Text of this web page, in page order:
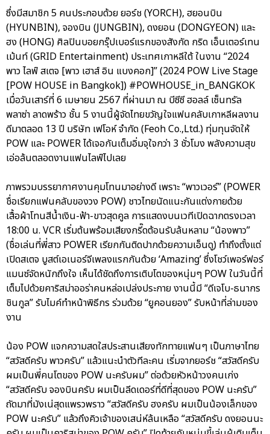
ซึ่งมีสมาชิก 5 คนประกอบด้วย ยอร์ช (YORCH), ฮยอนบิน
(HYUNBIN), จองบิน (JUNGBIN), ดงยอน (DONGYEON) และ
ฮง (HONG) ศิลปินบอยกรุ๊ปเบอร์แรกของสังกัด กริด เอ็นเตอร์เทน
เม้นท์ (GRID Entertainment) ประเทศเกาหลีใต้ ในงาน “2024
พาว ไลฟ์ สเตจ [พาว เฮาส์ อิน แบงคอก]” (2024 POW Live Stage
[POW HOUSE in Bangkok]) #POWHOUSE_in_BANGKOK
เมื่อวันเสาร์ที่ 6 เมษายน 2567 ที่ผ่านมา ณ บีซีซี ฮอลล์ เซ็นทรัล
พลาซ่า ลาดพร้าว ชั้น 5 งานนี้ผู้จัดไทยขวัญใจแฟนคลับเกาหลีผลงาน
ดีมาตลอด 13 ปี บริษัท เฟโอห์ จำกัด (Feoh Co.,Ltd.) ทุ่มทุนจัดให้
POW และ POWER ได้เจอกันเต็มอิ่มจุใจกว่า 3 ชั่วโมง พลังความสุข
เอ่อล้นตลอดงานแฟนไลฟ์ไปเลย
ภาพรวมบรรยากาศงานคุมโทนมาอย่างดี เพราะ “พาวเวอร์” (POWER
ชื่อเรียกแฟนคลับของวง POW) ชาวไทยนัดแนะกันแต่งกายด้วย
เสื้อผ้าโทนสีน้ำเงิน-ฟ้า-ขาวสุดคูล การแสดงบนเวทีเปิดฉากตรงเวลา
18:00 น. VCR เริ่มต้นพร้อมเสียงกรี๊ดต้อนรับล้นหลาม “น้องพาว”
(ชื่อเล่นที่พี่สาว POWER เรียกกันติดปากด้วยความเอ็นดู) ทำถึงตั้งแต่
เปิดสเตจ บูสต์เอเนอร์จีเพลงแรกกันด้วย ‘Amazing’ ซึ่งโชว์เพอร์ฟอร์
แมนซ์จัดหนักถึงใจ เห็นได้ชัดถึงการเติบโตของหนุ่มๆ POW ในวันนี้ที่
เต็มไปด้วยคาริสม่าออร่าคนหล่อเปล่งประกาย งานนี้มี “ดีเจโบ-ธนากร
ชินกูล” รับไมค์ทำหน้าพิธีกร ร่วมด้วย “ยูคอนยอง” รับหน้าที่ล่ามของ
งาน
น้อง POW แจกความสดใสประสานเสียงทักทายแฟนๆ เป็นภาษาไทย
“สวัสดีครับ พาวครับ” แล้วแนะนำตัวทีละคน เริ่มจากยอร์ช “สวัสดีครับ
ผมเป็นพี่คนโตของ POW นะครับผม” ต่อด้วยหัวหน้าวงคนเก่ง
“สวัสดีครับ จองบินครับ ผมเป็นลีดเดอร์ที่ดีที่สุดของ POW นะครับ”
ถัดมาที่มังเน่สุดแพรวพราว “สวัสดีครับ ฮงครับ ผมเป็นน้องเล็กของ
POW นะครับ” แล้วถึงคิวเจ้าของเสน่ห์ล้นเหลือ “สวัสดีครับ ดงยอนนะ